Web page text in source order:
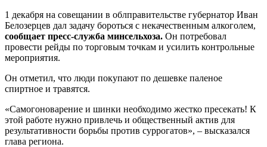
1 декабря на совещании в облправительстве губернатор Иван
Белозерцев дал задачу бороться с некачественным алкоголем,
сообщает пресс-служба минсельхоза. Он потребовал
провести рейды по торговым точкам и усилить контрольные
мероприятия.
Он отметил, что люди покупают по дешевке паленое
спиртное и травятся.
«Самогоноварение и шинки необходимо жестко пресекать! К
этой работе нужно привлечь и общественный актив для
результативности борьбы против суррогатов», – высказался
глава региона.